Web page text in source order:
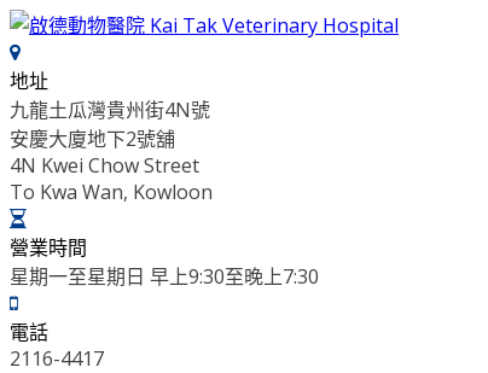
Skip
to
content
地址
九龍土瓜灣貴州街4N號
安慶大廈地下2號舖
4N Kwei Chow Street
To Kwa Wan, Kowloon
營業時間
星期一至星期日 早上9:30至晚上7:30
電話
2116-4417